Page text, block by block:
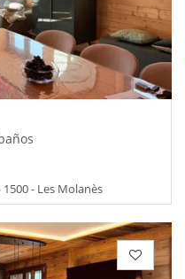
- Les Molanès